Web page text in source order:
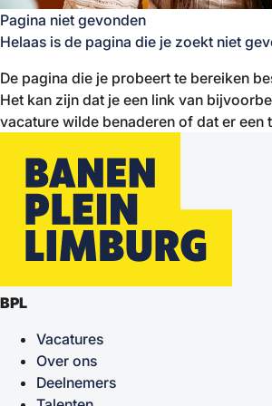
Pagina niet gevonden
Helaas is de pagina die je zoekt niet
De pagina die je probeert te bereiken
Het kan zijn dat je een link van
vacature wilde benaderen of dat er een
BPL
Vacatures
Over ons
Deelnemers